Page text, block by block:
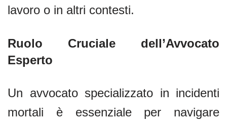
lavoro o in altri contesti.
Ruolo Cruciale dell’Avvocato
Esperto
Un avvocato specializzato in incidenti
mortali è essenziale per navigare